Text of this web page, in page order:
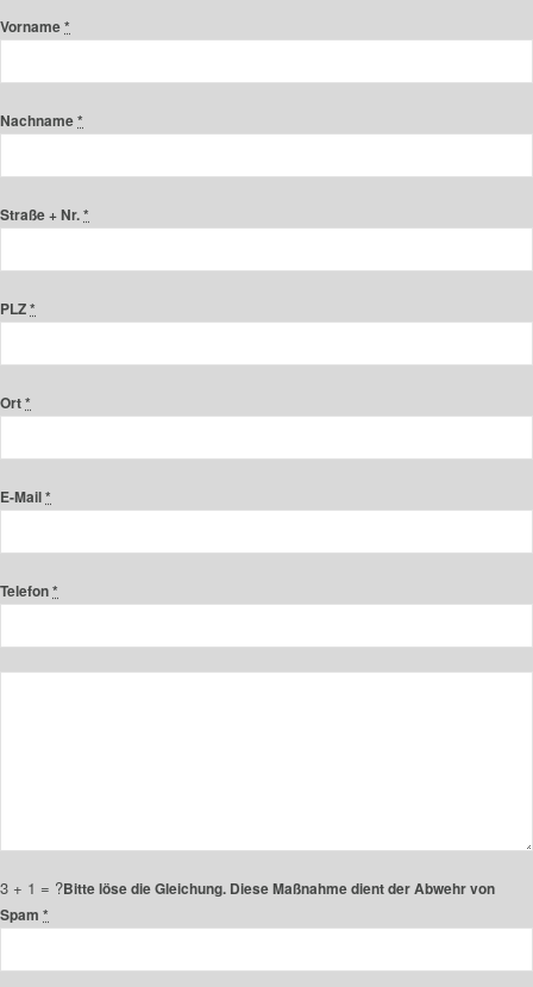
Vorname*
Nachname*
Straße + Nr.*
PLZ*
Ort*
E-Mail*
Telefon*
3 + 1 = ?Bitte löse die Gleichung. Diese Maßnahme dient der Abwehr von
Spam *